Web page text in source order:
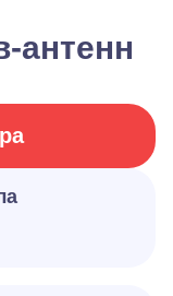
антенн